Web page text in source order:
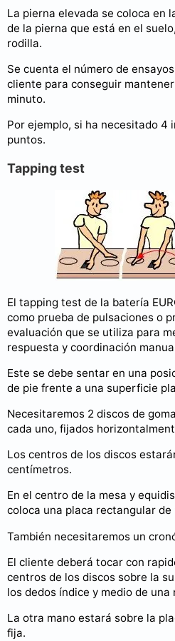
La pierna elevada se coloca en
de la pierna que está en el
rodilla.
Se cuenta el número de
cliente para conseguir
minuto.
Por ejemplo, si ha necesitado 4
puntos.
Tapping test
El tapping test de la batería
como prueba de pulsaciones o
evaluación que se utiliza para
respuesta y coordinación
Este se debe sentar en una
de pie frente a una superficie
Necesitaremos 2 discos de
cada uno, fijados
Los centros de los discos
centímetros.
En el centro de la mesa y
coloca una placa rectangular de
También necesitaremos un
El cliente deberá tocar con
centros de los discos sobre la
los dedos índice y medio de una
La otra mano estará sobre la
fija.